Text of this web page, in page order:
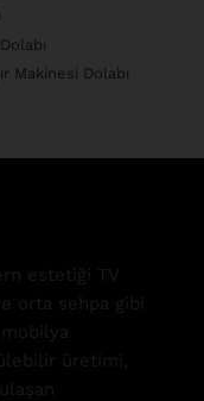
Makinesi Dolabı
estetiği TV
orta sehpa gibi
üretimi,